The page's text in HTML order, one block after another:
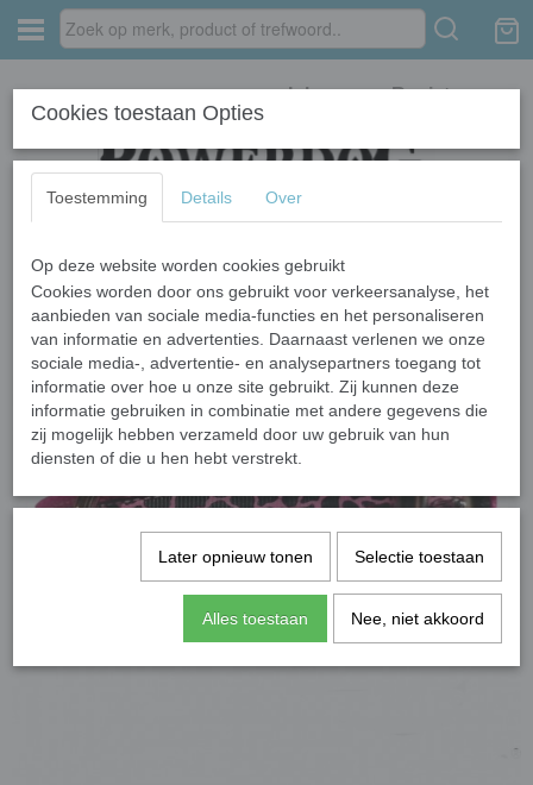
Inloggen Registreren
Home › Halsbandenfabriek › 2cm (halsbanden)
Cookies toestaan Opties
Toestemming Details Over
Op deze website worden cookies gebruikt
Cookies worden door ons gebruikt voor verkeersanalyse, het
aanbieden van sociale media-functies en het personaliseren
van informatie en advertenties. Daarnaast verlenen we onze
sociale media-, advertentie- en analysepartners toegang tot
informatie over hoe u onze site gebruikt. Zij kunnen deze
informatie gebruiken in combinatie met andere gegevens die
zij mogelijk hebben verzameld door uw gebruik van hun
diensten of die u hen hebt verstrekt.
Later opnieuw tonen Selectie toestaan
Alles toestaan Nee, niet akkoord